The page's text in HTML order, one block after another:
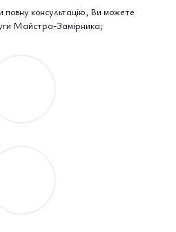
консультацію, Ви можете
Майстра-Замірника;